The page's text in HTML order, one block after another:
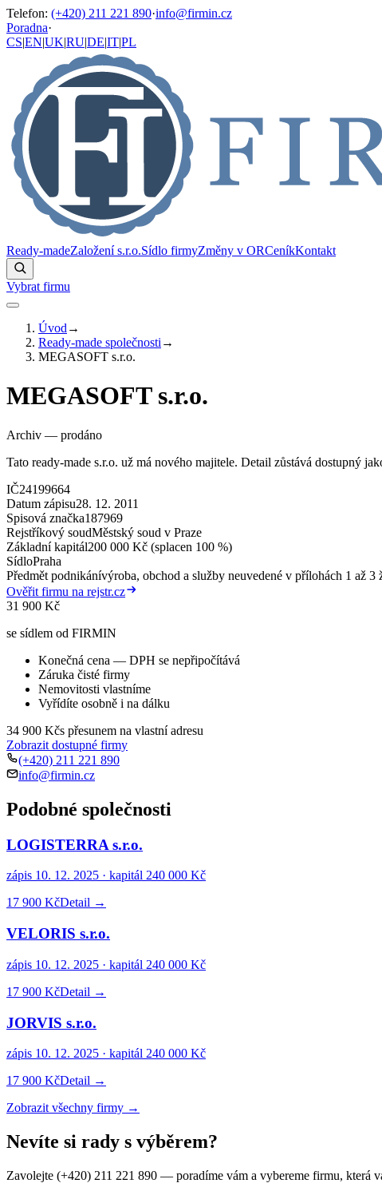
Telefon: (+420) 211 221 890·info@firmin.cz
Poradna·
CS|EN|UK|RU|DE|IT|PL
Ready-madeZaložení s.r.o.Sídlo firmyZměny v ORCeníkKontakt
Vybrat firmu
Úvod →
Ready-made společnosti →
MEGASOFT s.r.o.
MEGASOFT s.r.o.
Archiv — prodáno
Tato ready-made s.r.o. už má nového majitele. Detail zůstává dostupný
IČ24199664
Datum zápisu28. 12. 2011
Spisová značka187969
Rejstříkový soudMěstský soud v Praze
Základní kapitál200 000 Kč (splacen 100 %)
SídloPraha
Předmět podnikánívýroba, obchod a služby neuvedené v přílohách 1 až
Ověřit firmu na rejstr.cz
31 900 Kč
se sídlem od FIRMIN
Konečná cena — DPH se nepřipočítává
Záruka čisté firmy
Nemovitosti vlastníme
Vyřídíte osobně i na dálku
34 900 Kčs přesunem na vlastní adresu
Zobrazit dostupné firmy
(+420) 211 221 890
info@firmin.cz
Podobné společnosti
LOGISTERRA s.r.o.
zápis 10. 12. 2025 · kapitál 240 000 Kč
17 900 KčDetail →
VELORIS s.r.o.
zápis 10. 12. 2025 · kapitál 240 000 Kč
17 900 KčDetail →
JORVIS s.r.o.
zápis 10. 12. 2025 · kapitál 240 000 Kč
17 900 KčDetail →
Zobrazit všechny firmy →
Nevíte si rady s výběrem?
Zavolejte (+420) 211 221 890 — poradíme vám a vybereme firmu, která